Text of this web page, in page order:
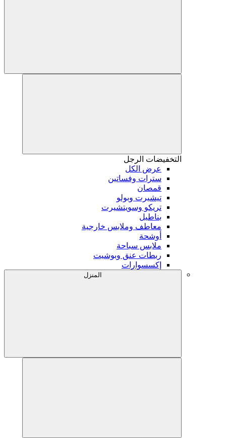
التخفيضات الرجل
عرض الكل
سترات وفساتين
قمصان
تيشيرت وبولو
تريكو وسويتشيرت
بناطيل
معاطف وملابس خارجية
أوشحة
ملابس سباحة
ربطات عنق وبوشيت
إكسسوارات
المنزل